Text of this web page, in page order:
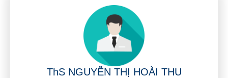
ThS NGUYỄN THỊ HOÀI THU